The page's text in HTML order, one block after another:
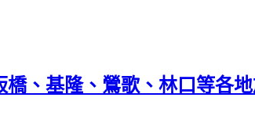
、基隆、鶯歌、林口等各